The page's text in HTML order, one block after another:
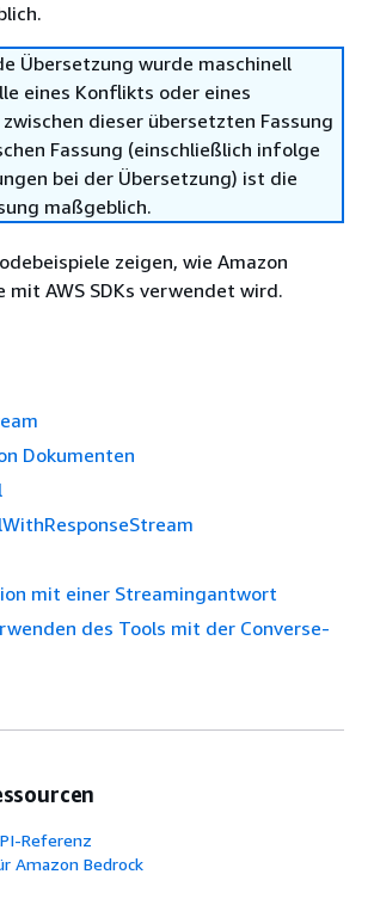
Übersetzung wurde maschinell
eines Konflikts oder eines
dieser übersetzten Fassung
Fassung (einschließlich infolge
bei der Übersetzung) ist die
maßgeblich.
zeigen, wie Amazon
mit AWS SDKs verwendet wird.
Dokumenten
mit einer Streamingantwort
des Tools mit der Converse-
Referenz
Amazon Bedrock